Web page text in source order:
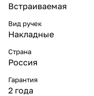
Встраиваемая
Вид ручек
Накладные
Страна
Россия
Гарантия
2 года